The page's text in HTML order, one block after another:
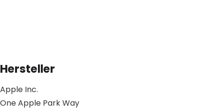
Hersteller
Apple Inc.
One Apple Park Way